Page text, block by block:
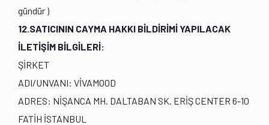
gündür )
12.SATICININ CAYMA HAKKI BİLDİRİMİ YAPILACAK
İLETİŞİM BİLGİLERİ:
ŞİRKET
ADI/UNVANI: VİVAMOOD
ADRES: NİŞANCA MH. DALTABAN SK. ERİŞ CENTER 6-10
FATİH İSTANBUL